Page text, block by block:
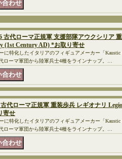
古代ローマ正規軍 支援部隊アウクシリア
(1st Century AD) *お取り寄せ
に特化したイタリアのフィギュアメーカー「
ローマ軍団から陸軍兵士4種をラインナップ。…
代ローマ正規軍 重装歩兵 レギオナリ
寄せ
に特化したイタリアのフィギュアメーカー「
ローマ軍団から陸軍兵士4種をラインナップ。…